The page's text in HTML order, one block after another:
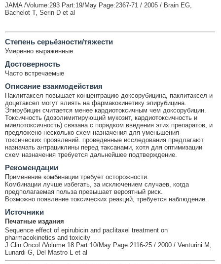
JAMA /Volume:293 Part:19/May Page:2367-71 / 2005 / Brain EG,
Bachelot T, Serin D et al
Cтепень серьёзности/тяжести
Умеренно выраженные
Достоверность
Часто встречаемые
Описание взаимодействия
Паклитаксел повышает концентрацию доксорубицина, паклитаксел и
доцетаксел могут влиять на фармакокинетику эпирубицина.
Эпирубицин считается менее кардиотоксичным чем доксорубицин.
Токсичность (дозолимитирующий мукозит, кардиотоксичность и
миелотоксичность) связана с порядком введения этих препаратов, и
предложено несколько схем назначения для уменьшения
токсических проявлений. проведенные исследования предлагают
назначать антрациклины перед таксанами, хотя для оптимизации
схем назначения требуется дальнейшее подтверждение.
Рекомендации
Применение комбинации требует осторожности.
Комбинации лучше избегать, за исключением случаев, когда
предполагаемая польза превышает вероятный риск.
Возможно появление токсических реакций, требуется наблюдение.
Источники
Печатные издания
Sequence effect of epirubicin and paclitaxel treatment on
pharmacokinetics and toxicity
J Clin Oncol /Volume:18 Part:10/May Page:2116-25 / 2000 / Venturini M,
Lunardi G, Del Mastro L et al